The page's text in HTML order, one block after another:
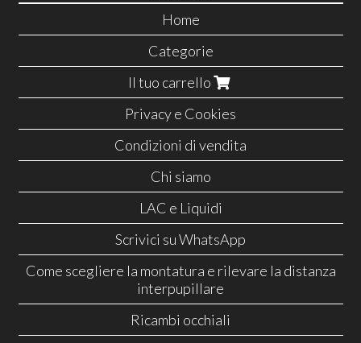
Home
Categorie
Il tuo carrello
Privacy e Cookies
Condizioni di vendita
Chi siamo
LAC e Liquidi
Scrivici su WhatsApp
Come scegliere la montatura e rilevare la distanza
interpupillare
Ricambi occhiali